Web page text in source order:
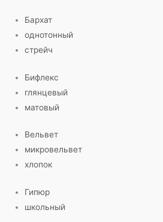
Бархат
однотонный
стрейч
Бифлекс
глянцевый
матовый
Вельвет
микровельвет
хлопок
Гипюр
школьный